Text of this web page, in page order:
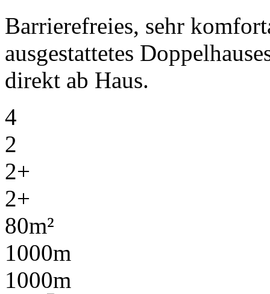
Barrierefreies, sehr
ausgestattetes
direkt ab Haus.
4
2
2+
2+
80m²
1000m
1000m